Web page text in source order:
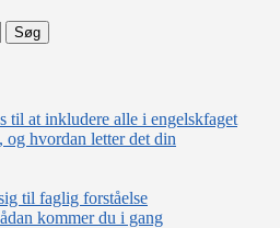
til at inkludere alle i engelskfaget
hvordan letter det din
til faglig forståelse
kommer du i gang